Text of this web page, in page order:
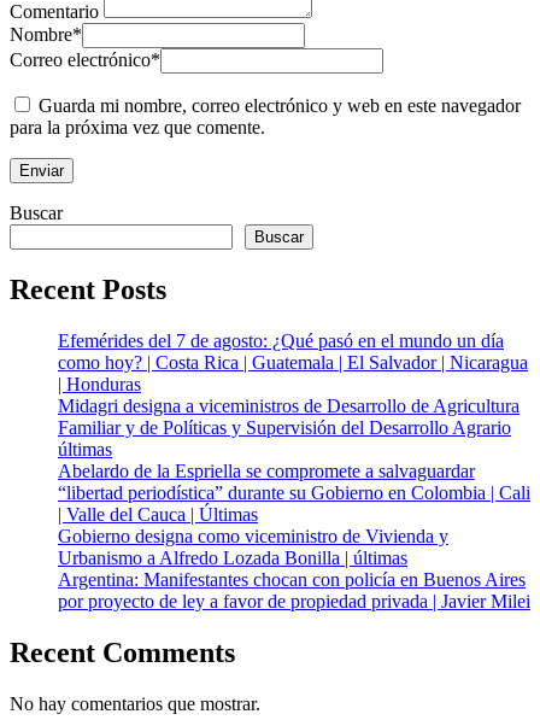
Comentario
Nombre*
Correo electrónico*
Guarda mi nombre, correo electrónico y web en este navegador
para la próxima vez que comente.
Buscar
Buscar
Recent Posts
Efemérides del 7 de agosto: ¿Qué pasó en el mundo un día
como hoy? | Costa Rica | Guatemala | El Salvador | Nicaragua
| Honduras
Midagri designa a viceministros de Desarrollo de Agricultura
Familiar y de Políticas y Supervisión del Desarrollo Agrario
últimas
Abelardo de la Espriella se compromete a salvaguardar
“libertad periodística” durante su Gobierno en Colombia | Cali
| Valle del Cauca | Últimas
Gobierno designa como viceministro de Vivienda y
Urbanismo a Alfredo Lozada Bonilla | últimas
Argentina: Manifestantes chocan con policía en Buenos Aires
por proyecto de ley a favor de propiedad privada | Javier Milei
Recent Comments
No hay comentarios que mostrar.